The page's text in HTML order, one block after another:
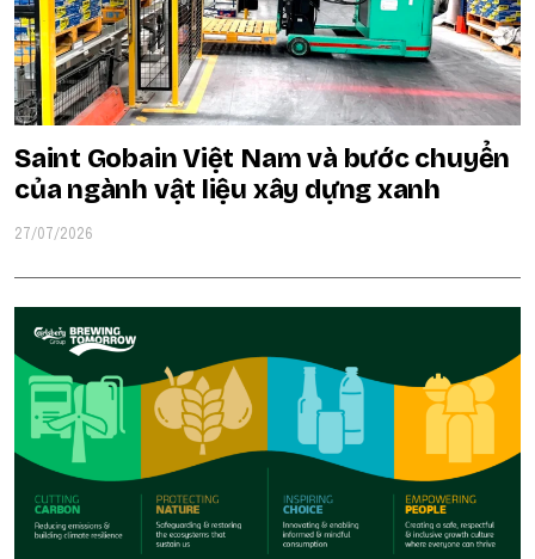
Saint Gobain Việt Nam và bước chuyển
của ngành vật liệu xây dựng xanh
27/07/2026